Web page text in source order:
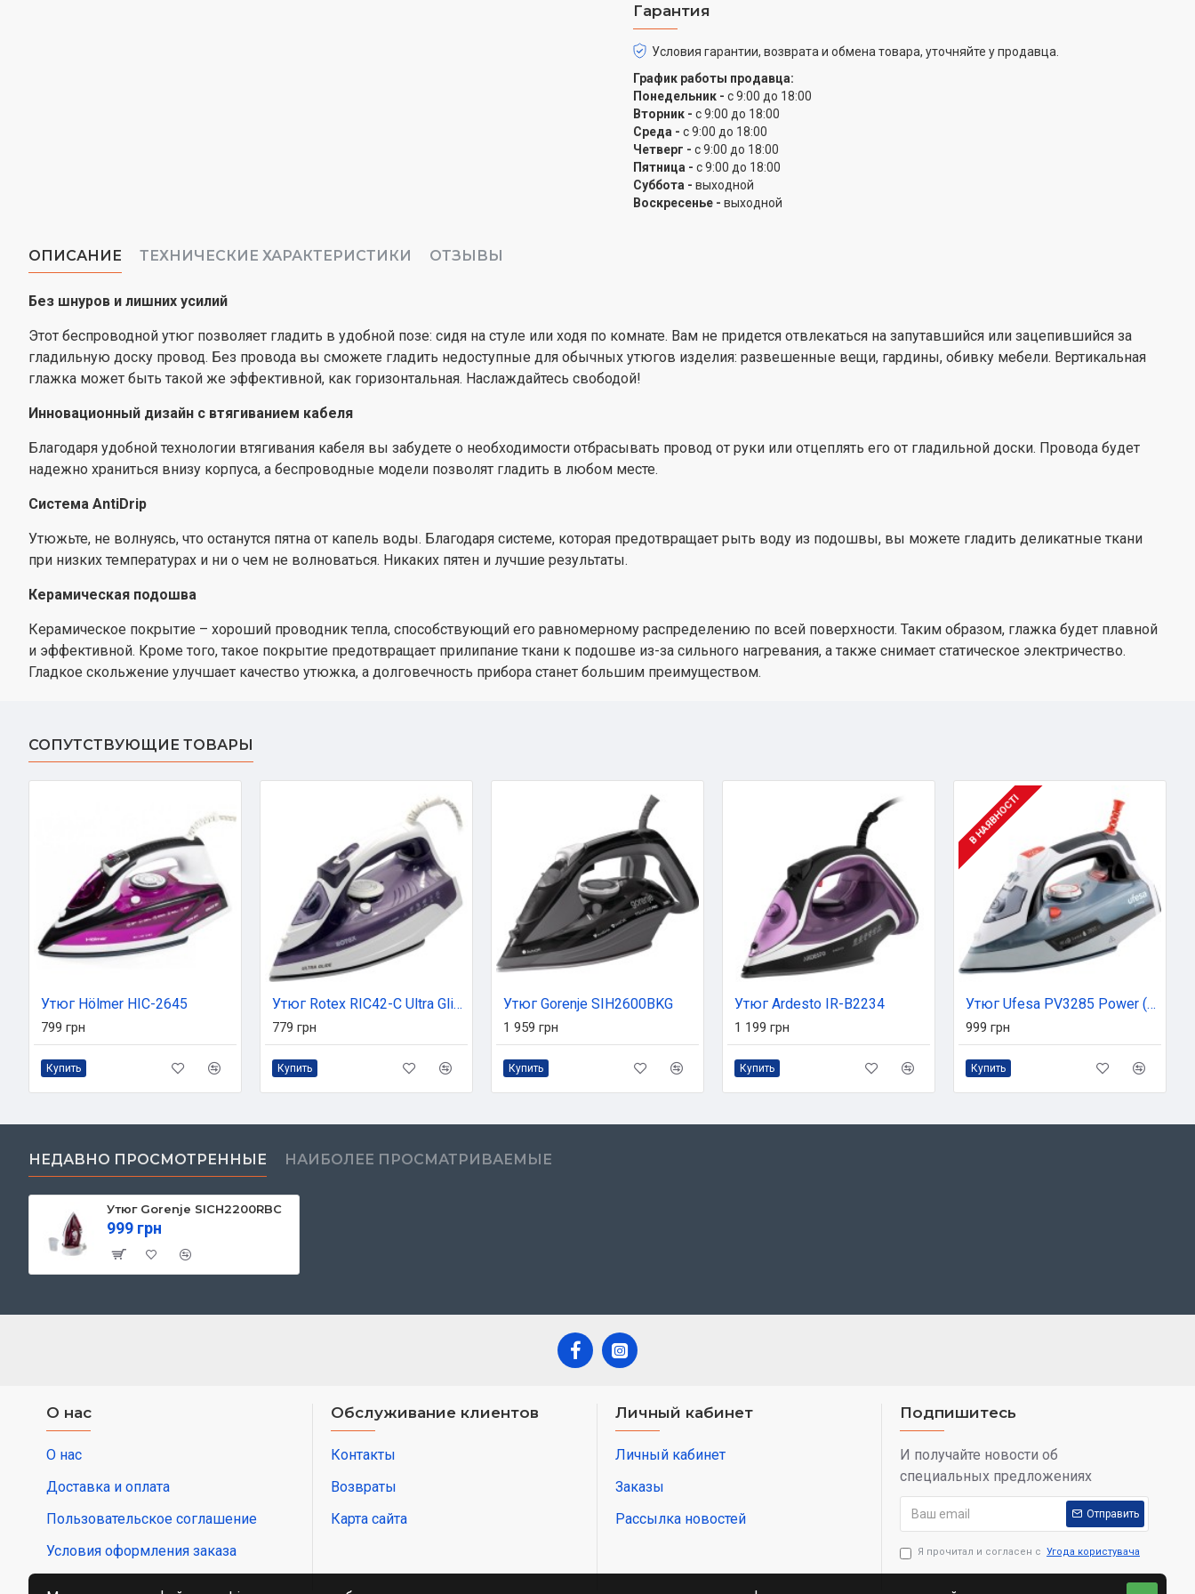
равномерному распределению по всей поверхности. Таким образом, глажка
будет плавной и эффективной. Кроме того, такое покрытие предотвращает
прилипание ткани к подошве из-за сильного нагревания, а также снимает
статическое электричество. Гладкое скольжение улучшает качество утюжка, а
долговечность прибора станет большим преимуществом.
Гарантия
Условия гарантии, возврата и обмена товара, уточняйте у продавца.
График работы продавца:
Понедельник - с 9:00 до 18:00
Вторник - с 9:00 до 18:00
Среда - с 9:00 до 18:00
Четверг - с 9:00 до 18:00
Пятница - с 9:00 до 18:00
Суббота - выходной
Воскресенье - выходной
ОПИСАНИЕ ТЕХНИЧЕСКИЕ ХАРАКТЕРИСТИКИ ОТЗЫВЫ
Без шнуров и лишних усилий
Этот беспроводной утюг позволяет гладить в удобной позе: сидя на стуле или ходя по комнате. Вам не придется отвлекаться на запутавшийся или зацепившийся за
гладильную доску провод. Без провода вы сможете гладить недоступные для обычных утюгов изделия: развешенные вещи, гардины, обивку мебели. Вертикальная
глажка может быть такой же эффективной, как горизонтальная. Наслаждайтесь свободой!
Инновационный дизайн с втягиванием кабеля
Благодаря удобной технологии втягивания кабеля вы забудете о необходимости отбрасывать провод от руки или отцеплять его от гладильной доски. Провода будет
надежно храниться внизу корпуса, а беспроводные модели позволят гладить в любом месте.
Система AntiDrip
Утюжьте, не волнуясь, что останутся пятна от капель воды. Благодаря системе, которая предотвращает рыть воду из подошвы, вы можете гладить деликатные ткани
при низких температурах и ни о чем не волноваться. Никаких пятен и лучшие результаты.
Керамическая подошва
Керамическое покрытие – хороший проводник тепла, способствующий его равномерному распределению по всей поверхности. Таким образом, глажка будет плавной
и эффективной. Кроме того, такое покрытие предотвращает прилипание ткани к подошве из-за сильного нагревания, а также снимает статическое электричество.
Гладкое скольжение улучшает качество утюжка, а долговечность прибора станет большим преимуществом.
СОПУТСТВУЮЩИЕ ТОВАРЫ
Утюг Hölmer HIC-2645
799 грн
Купить
Утюг Rotex RIC42-C Ultra Glide
779 грн
Купить
Утюг Gorenje SIH2600BKG
1 959 грн
Купить
Утюг Ardesto IR-B2234
1 199 грн
Купить
В НАЯВНОСТІ
Утюг Ufesa PV3285 Power (80104772)
999 грн
Купить
НЕДАВНО ПРОСМОТРЕННЫЕ НАИБОЛЕЕ ПРОСМАТРИВАЕМЫЕ
Утюг Gorenje SICH2200RBC
999 грн
О нас
О нас
Доставка и оплата
Пользовательское соглашение
Условия оформления заказа
Обслуживание клиентов
Контакты
Возвраты
Карта сайта
Личный кабинет
Личный кабинет
Заказы
Рассылка новостей
Подпишитесь
И получайте новости об
специальных предложениях
Отправить
Я прочитал и согласен с Угода користувача